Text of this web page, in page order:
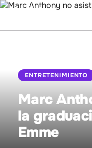
Bienestar
Mujer
ENTRETENIMIENTO
Marc
la
Emme